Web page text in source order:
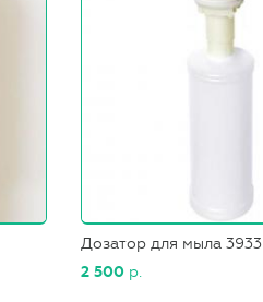
Дозатор для мыла 3933
2 500 р.